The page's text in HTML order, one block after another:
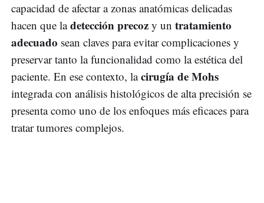
capacidad de afectar a zonas anatómicas delicadas
hacen que ladetección precoz y un tratamiento
adecuado sean claves para evitar complicaciones y
preservar tanto la funcionalidad como la estética del
paciente. En ese contexto, lacirugía de Mohs
integrada con análisis histológicos de alta precisión se
presenta como uno de los enfoques más eficaces para
tratar tumores complejos.